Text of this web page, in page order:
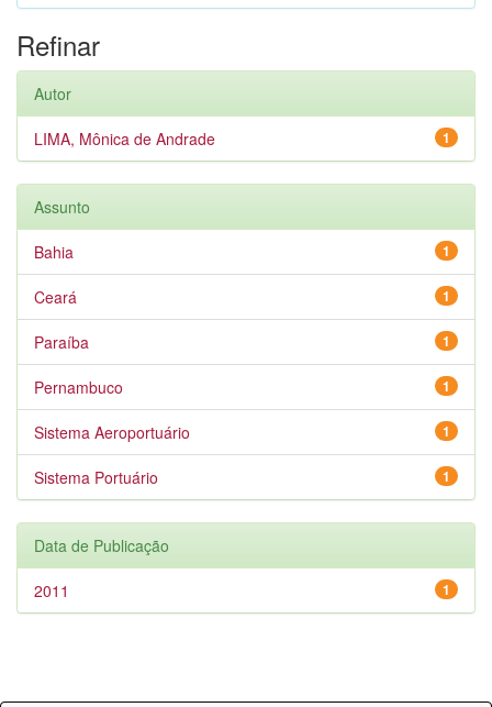
Refinar
Autor
1
LIMA, Mônica de Andrade
Assunto
1
Bahia
1
Ceará
1
Paraíba
1
Pernambuco
1
Sistema Aeroportuário
1
Sistema Portuário
Data de Publicação
1
2011